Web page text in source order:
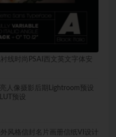
线时尚PSAI西文英文字体安
人像摄影后期Lightroom预设
预设
风格信封名片画册信纸VI设计